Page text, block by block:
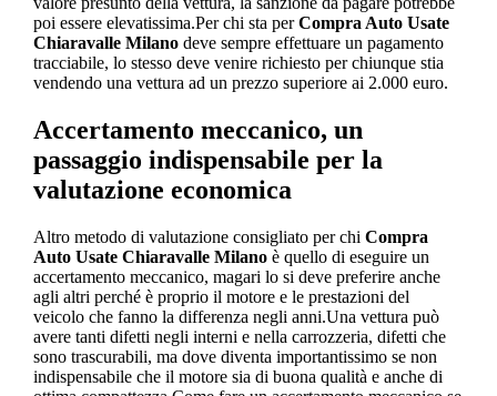
poi essere elevatissima.Per chi sta perCompra Auto Usate
Chiaravalle Milanodeve sempre effettuare un pagamento
tracciabile, lo stesso deve venire richiesto per chiunque stia
vendendo una vettura ad un prezzo superiore ai 2.000 euro.
Accertamento meccanico, un
passaggio indispensabile per la
valutazione economica
Altro metodo di valutazione consigliato per chi Compra
Auto Usate Chiaravalle Milanoè quello di eseguire un
accertamento meccanico, magari lo si deve preferire anche
agli altri perché è proprio il motore e le prestazioni del
veicolo che fanno la differenza negli anni.Una vettura può
avere tanti difetti negli interni e nella carrozzeria, difetti che
sono trascurabili, ma dove diventa importantissimo se non
indispensabile che il motore sia di buona qualità e anche di